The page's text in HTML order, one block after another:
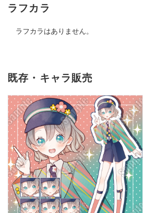
ラフカラ
ラフカラはありません。
既存・キャラ販売